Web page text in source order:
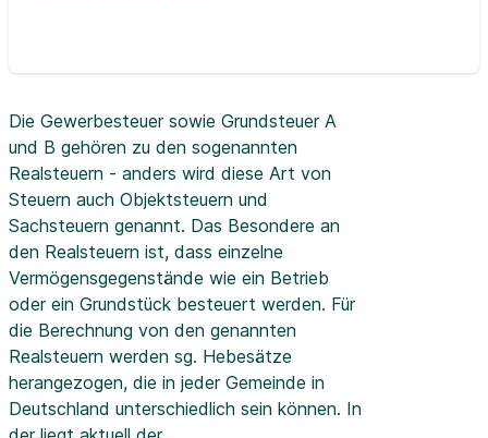
Die Gewerbesteuer sowie Grundsteuer A
und B gehören zu den sogenannten
Realsteuern - anders wird diese Art von
Steuern auch Objektsteuern und
Sachsteuern genannt. Das Besondere an
den Realsteuern ist, dass einzelne
Vermögensgegenstände wie ein Betrieb
oder ein Grundstück besteuert werden. Für
die Berechnung von den genannten
Realsteuern werden sg. Hebesätze
herangezogen, die in jeder Gemeinde in
Deutschland unterschiedlich sein können. In